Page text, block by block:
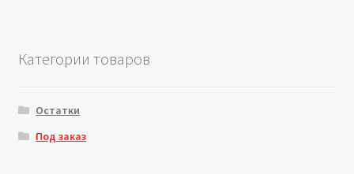
Категории товаров
Остатки
Под заказ